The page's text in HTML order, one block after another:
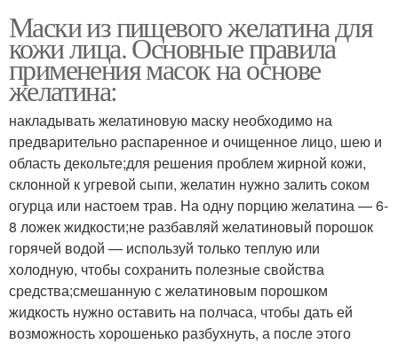
Маски из пищевого желатина для
кожи лица. Основные правила
применения масок на основе
желатина:
накладывать желатиновую маску необходимо на
предварительно распаренное и очищенное лицо, шею и
область декольте;для решения проблем жирной кожи,
склонной к угревой сыпи, желатин нужно залить соком
огурца или настоем трав. На одну порцию желатина — 6-
8 ложек жидкости;не разбавляй желатиновый порошок
горячей водой — используй только теплую или
холодную, чтобы сохранить полезные свойства
средства;смешанную с желатиновым порошком
жидкость нужно оставить на полчаса, чтобы дать ей
возможность хорошенько разбухнуть, а после этого